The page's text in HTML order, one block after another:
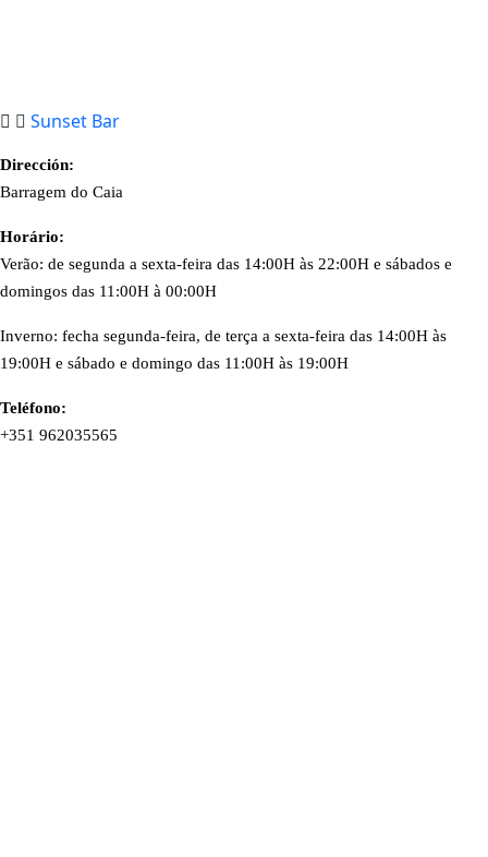
Sunset Bar
Dirección:
Barragem do Caia
Horário:
Verão: de segunda a sexta-feira das 14:00H às 22:00H e sábados e
domingos das 11:00H à 00:00H
Inverno: fecha segunda-feira, de terça a sexta-feira das 14:00H às
19:00H e sábado e domingo das 11:00H às 19:00H
Teléfono:
+351 962035565